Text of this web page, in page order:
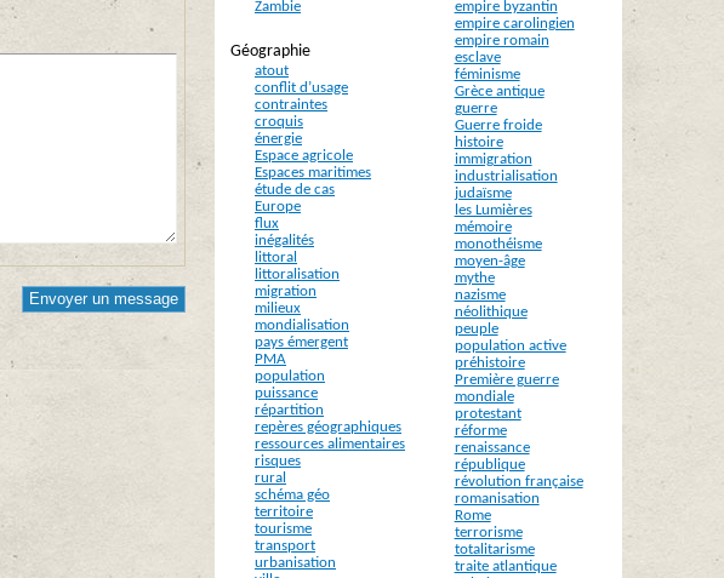
Zambie
empire byzantin
empire carolingien
empire romain
esclave
féminisme
Grèce antique
guerre
Guerre froide
histoire
immigration
industrialisation
judaïsme
les Lumières
mémoire
monothéisme
moyen-âge
mythe
nazisme
néolithique
peuple
population active
préhistoire
Première guerre
mondiale
protestant
réforme
renaissance
république
révolution française
romanisation
Rome
terrorisme
totalitarisme
traite atlantique
Géographie
atout
conflit d’usage
contraintes
croquis
énergie
Espace agricole
Espaces maritimes
étude de cas
Europe
flux
inégalités
littoral
littoralisation
migration
milieux
mondialisation
pays émergent
PMA
population
puissance
répartition
repères géographiques
ressources alimentaires
risques
rural
schéma géo
territoire
tourisme
transport
urbanisation